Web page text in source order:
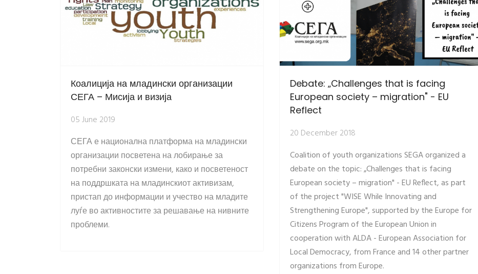
Коалиција на младински организации
СЕГА – Мисија и визија
05 June 2019
СЕГА е национална платформа на младински
организации посветена на лобирање за
потребни законски измени, како и посветеност
на поддршката на младинскиот активизам,
пристап до информации и учество на младите
луѓе во активностите за решавање на нивните
проблеми.
Debate: „Challenges that is facing
European society – migration" - EU
Reflect
20 December 2018
Coalition of youth organizations SEGA organized a
debate on the topic: „Challenges that is facing
European society – migration" - EU Reflect, as part
of the project "WISE While Innovating and
Strengthening Europe", supported by the Europe for
Citizens Program of the European Union in
cooperation with ALDA - European Association for
Local Democracy, from France and 14 other partner
organizations from Europe.